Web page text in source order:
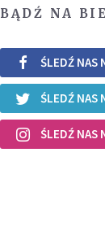
BĄDŹ NA
ŚLEDŹ NAS
ŚLEDŹ NAS
ŚLEDŹ NAS